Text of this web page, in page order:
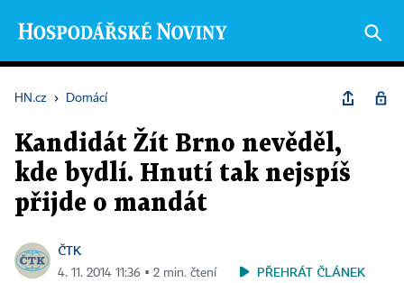
HN.cz › Domácí
Kandidát Žít Brno nevěděl,
kde bydlí. Hnutí tak nejspíš
přijde o mandát
ČTK
4. 11. 2014 11:36 ▪ 2 min. čtení PŘEHRÁT ČLÁNEK